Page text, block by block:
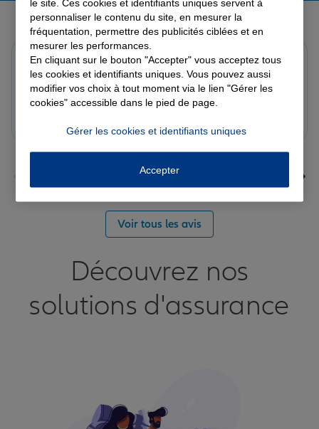
Derniers avis de nos agences Allianz
Note de 5 sur 5
Le 06/08/2026 - Agence SOURDEVAL
louna p.
Voir tous les avis
Découvrez nos
solutions d'assurance
personnaliser le contenu du site, en mesurer la
fréquentation, permettre des publicités ciblées et en
mesurer les performances.
En cliquant sur le bouton "Accepter" vous acceptez tous
les cookies et identifiants uniques. Vous pouvez aussi
modifier vos choix à tout moment via le lien "Gérer les
cookies" accessible dans le pied de page.
Gérer les cookies et identifiants uniques
Accepter